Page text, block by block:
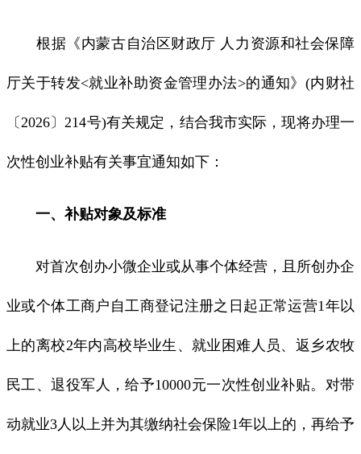
根据《内蒙古自治区财政厅 人力资源和社会保障
厅关于转发<就业补助资金管理办法>的通知》(内财社
〔2026〕214号)有关规定，结合我市实际，现将办理一
次性创业补贴有关事宜通知如下：
一、补贴对象及标准
对首次创办小微企业或从事个体经营，且所创办企
业或个体工商户自工商登记注册之日起正常运营1年以
上的离校2年内高校毕业生、就业困难人员、返乡农牧
民工、退役军人，给予10000元一次性创业补贴。对带
动就业3人以上并为其缴纳社会保险1年以上的，再给予